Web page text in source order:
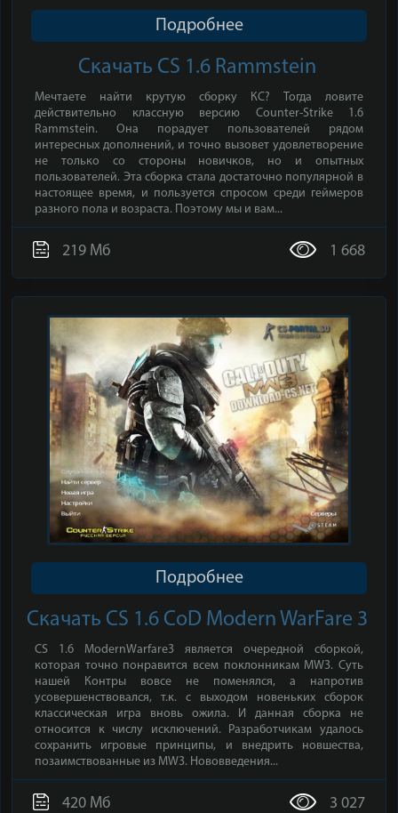
Скачать CS 1.6 Rammstein
Мечтаете найти крутую сборку КС? Тогда ловите
действительно классную версию Counter-Strike 1.6
Rammstein. Она порадует пользователей рядом
интересных дополнений, и точно вызовет удовлетворение
не только со стороны новичков, но и опытных
пользователей. Эта сборка стала достаточно популярной в
настоящее время, и пользуется спросом среди геймеров
разного пола и возраста. Поэтому мы и вам...
219 Мб 1 668
Подробнее
Скачать CS 1.6 CoD Modern WarFare 3
CS 1.6 ModernWarfare3 является очередной сборкой,
которая точно понравится всем поклонникам MW3. Суть
нашей Контры вовсе не поменялся, а напротив
усовершенствовался, т.к. с выходом новеньких сборок
классическая игра вновь ожила. И данная сборка не
относится к числу исключений. Разработчикам удалось
сохранить игровые принципы, и внедрить новшества,
позаимствованные из MW3. Нововведения...
420 Мб 3 027
Подробнее